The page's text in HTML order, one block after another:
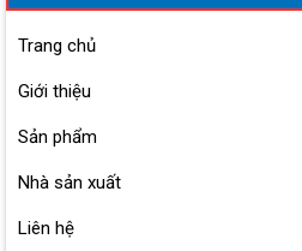
Trang chủ
Giới thiệu
Sản phẩm
Nhà sản xuất
Liên hệ